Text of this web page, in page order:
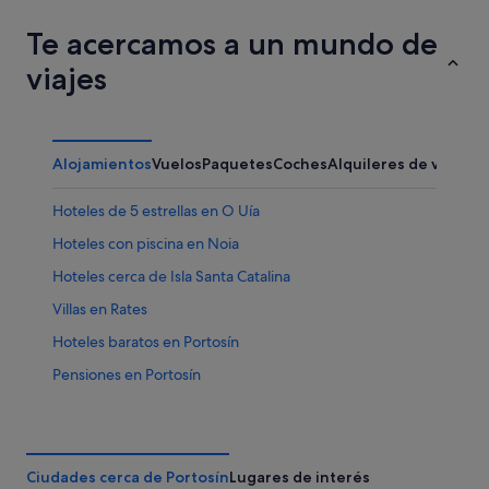
Te acercamos a un mundo de
viajes
AlojamientosVuelosPaquetesCochesAlquileres de
Hoteles de 5 estrellas en O Uía
Hoteles con piscina en Noia
Hoteles cerca de Isla Santa Catalina
Villas en Rates
Hoteles baratos en Portosín
Pensiones en Portosín
Pensiones en Porto do Son
Ciudades cerca de PortosínLugares de interés